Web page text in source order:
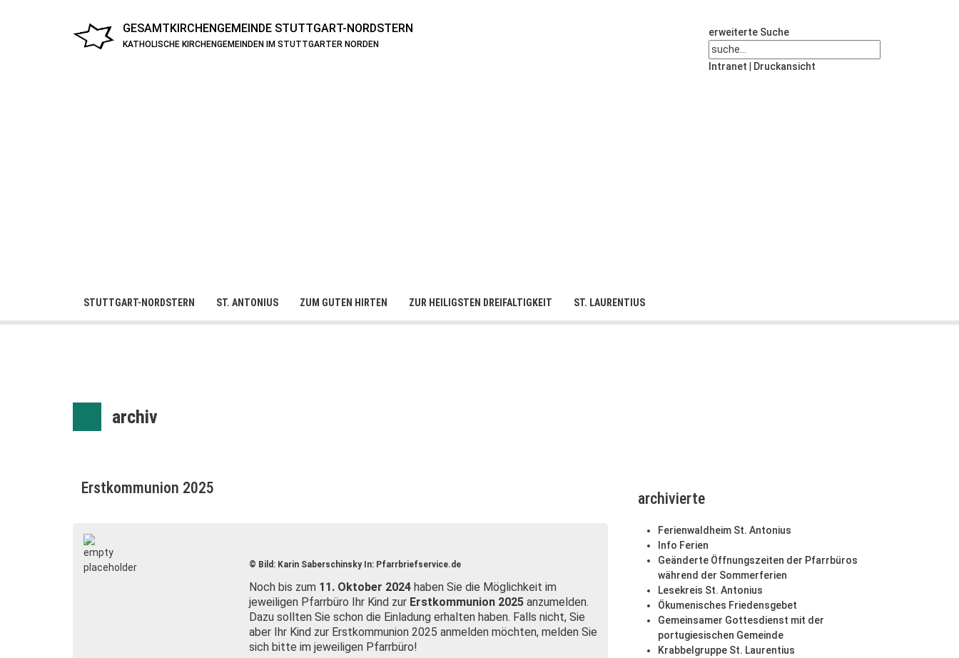
GESAMTKIRCHENGEMEINDE STUTTGART-NORDSTERN
KATHOLISCHE KIRCHENGEMEINDEN IM STUTTGARTER NORDEN
erweiterte Suche
Intranet Druckansicht
STUTTGART-NORDSTERN ST. ANTONIUS ZUM GUTEN HIRTEN ZUR HEILIGSTEN DREIFALTIGKEIT ST. LAURENTIUS
archiv
Erstkommunion 2025
© Bild: Karin Saberschinsky In: Pfarrbriefservice.de
Noch bis zum 11. Oktober 2024 haben Sie die Möglichkeit im
jeweiligen Pfarrbüro Ihr Kind zur Erstkommunion 2025 anzumelden.
Dazu sollten Sie schon die Einladung erhalten haben. Falls nicht, Sie
aber Ihr Kind zur Erstkommunion 2025 anmelden möchten, melden Sie
sich bitte im jeweiligen Pfarrbüro!
archivierte
Ferienwaldheim St. Antonius
Info Ferien
Geänderte Öffnungszeiten der Pfarrbüros
während der Sommerferien
Lesekreis St. Antonius
Ökumenisches Friedensgebet
Gemeinsamer Gottesdienst mit der
portugiesischen Gemeinde
Krabbelgruppe St. Laurentius